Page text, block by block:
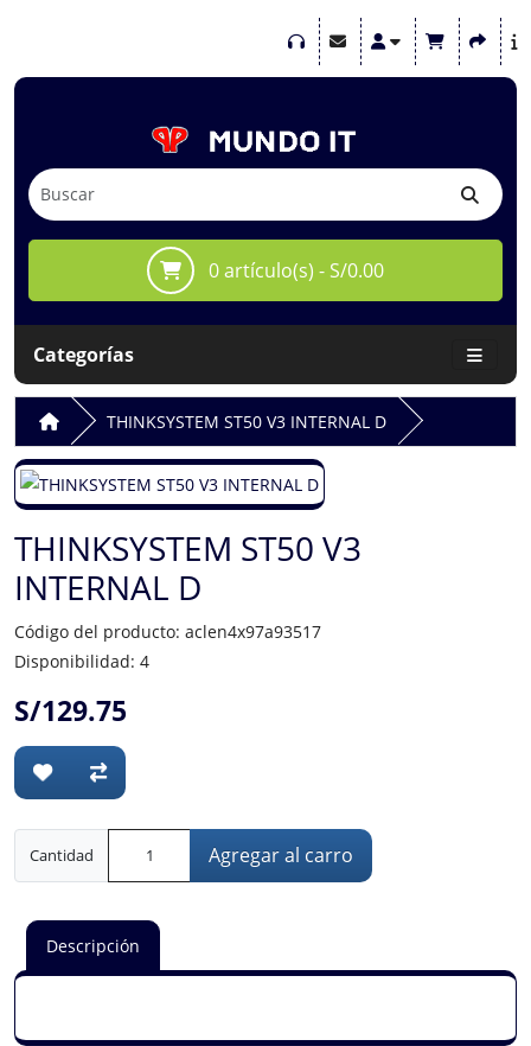
0 artículo(s) - S/0.00
Categorías
THINKSYSTEM ST50 V3 INTERNAL D
THINKSYSTEM ST50 V3
INTERNAL D
Código del producto: aclen4x97a93517
Disponibilidad: 4
S/129.75
Cantidad Agregar al carro
Descripción